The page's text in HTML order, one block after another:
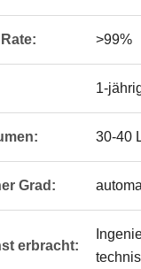
>99%
1-
30-40
Grad:
erbracht: